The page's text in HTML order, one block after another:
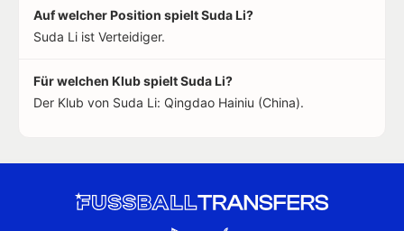
Auf welcher Position spielt Suda Li?
Suda Li ist Verteidiger.
Für welchen Klub spielt Suda Li?
Der Klub von Suda Li: Qingdao Hainiu (China).